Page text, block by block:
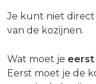
Je kunt niet
van de kozijnen.
Wat moet je eerst
Eerst moet je de